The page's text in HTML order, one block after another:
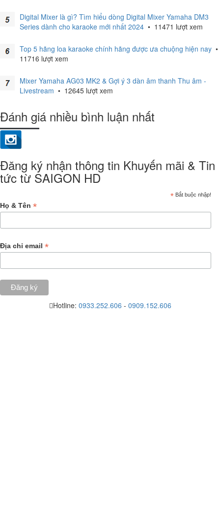
Digital Mixer là gì? Tìm hiểu dòng Digital Mixer Yamaha DM3
Series dành cho karaoke mới nhất 2024 • 11471 lượt xem
Top 5 hãng loa karaoke chính hãng được ưa chuộng hiện nay •
11716 lượt xem
Mixer Yamaha AG03 MK2 & Gợi ý 3 dàn âm thanh Thu âm -
Livestream • 12645 lượt xem
Đánh giá nhiều bình luận nhất
Đăng ký nhận thông tin Khuyến mãi & Tin
tức từ SAIGON HD
* Bắt buộc nhập!
Họ & Tên *
Địa chỉ email *
Hotline: 0933.252.606 - 0909.152.606